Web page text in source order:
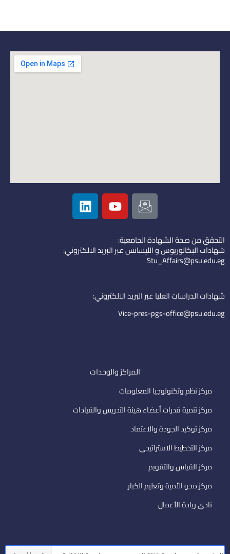
I
c
o
n
-
e
m
i
l
Y
o
u
u
b
L
i
n
e
d
التحقق من صحة الشهادة الجامعية:
شهادات البكالوريوس و الليسانس عبر البريد الالكتروني:
Stu_Affairs@psu.edu.eg
شهادات الدراسات العليا عبر البريد الالكتروني:
Vice-pres-pgs-office@psu.edu.eg
المراكز والوحدات
مركز نظم وتكنولوجيا المعلومات
مركز تنمية قدرات أعضاء هيئة التدريس والقيادات
مركز توكيد الجودة والاعتماد
مركز التخطيط الاستراتيجى
مركز القياس والتقويم
مركز محو الأمية وتعليم الكبار
نادى ريادة الأعمال